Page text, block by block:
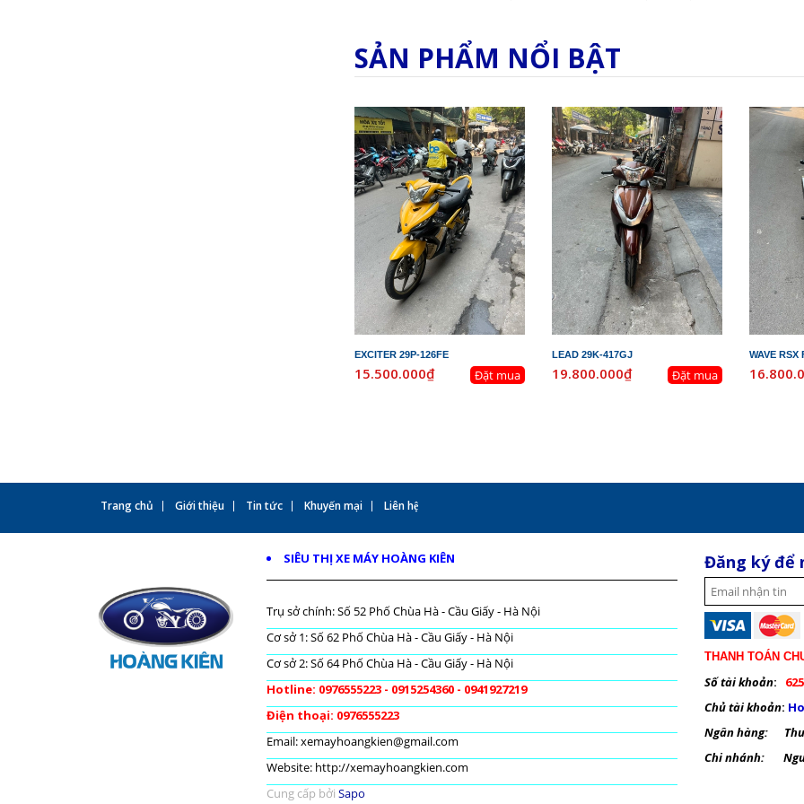
SẢN PHẨM NỔI BẬT
EXCITER 29P-126FE
15.500.000₫ Đặt mua
LEAD 29K-417GJ
19.800.000₫ Đặt mua
WAVE RSX
Trang chủ Giới thiệu Tin tức Khuyến mại Liên hệ
SIÊU THỊ XE MÁY HOÀNG KIÊN
Trụ sở chính: Số 52 Phố Chùa Hà - Cầu Giấy - Hà Nội
Cơ sở 1: Số 62 Phố Chùa Hà - Cầu Giấy - Hà Nội
Cơ sở 2: Số 64 Phố Chùa Hà - Cầu Giấy - Hà Nội
Hotline: 0976555223 - 0915254360 - 0941927219
Điện thoại: 0976555223
Email: xemayhoangkien@gmail.com
Website: http://xemayhoangkien.com
Cung cấp bởi Sapo
Đăng ký để
THANH TOÁN
Số tài khoản:
Chủ tài khoản:
Ngân hàng:
Chi nhánh: